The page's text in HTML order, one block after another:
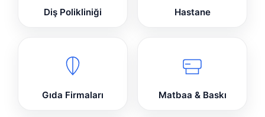
Diş Polikliniği Hastane
Gıda Firmaları Matbaa & Baskı